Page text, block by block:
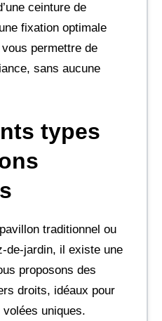
ceinture de
fixation optimale
permettre de
sans aucune
types
traditionnel ou
de-jardin, il existe une
proposons des
droits, idéaux pour
uniques.